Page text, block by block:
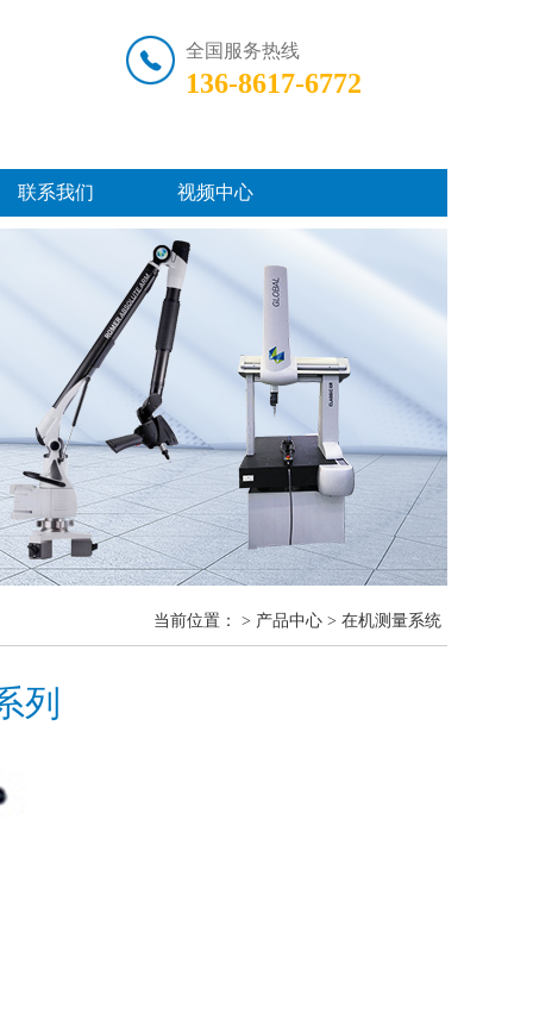
全国服务热线
136-8617-6772
联系我们 视频中心
当前位置： > 产品中心 > 在机测量系统
列